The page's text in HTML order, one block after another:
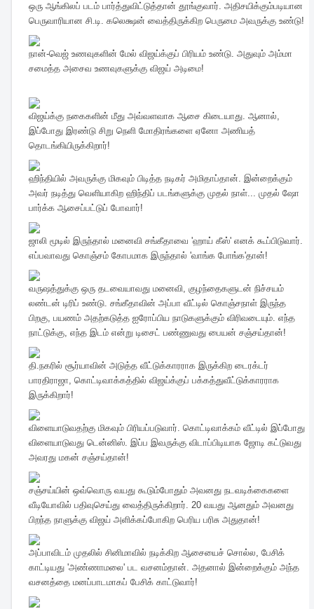
ஒரு ஆங்கிலப் படம் பார்த்துவிட்டுத்தான் தூங்குவார். அதிசயிக்கும்படியான
பெருவாரியான சி.டி. கலெக்ஷன் வைத்திருக்கிற பெருமை அவருக்கு உண்டு!
நான்-வெஜ் உணவுகளின் மேல் விஜய்க்குப் பிரியம் உண்டு. அதுவும் அம்மா
சமைத்த அசைவ உணவுகளுக்கு விஜய் அடிமை!
விஜய்க்கு நகைகளின் மீது அவ்வளவாக ஆசை கிடையாது. ஆனால்,
இப்போது இரண்டு சிறு நெளி மோதிரங்களை ஏனோ அணியத்
தொடங்கியிருக்கிறார்!
ஹிந்தியில் அவருக்கு மிகவும் பிடித்த நடிகர் அமிதாப்தான். இன்றைக்கும்
அவர் நடித்து வெளியாகிற ஹிந்திப் படங்களுக்கு முதல் நாள்... முதல் ஷோ
பார்க்க ஆசைப்பட்டுப் போவார்!
ஜாலி மூடில் இருந்தால் மனைவி சங்கீதாவை 'ஹாய் கீஸ்' எனக் கூப்பிடுவார்.
எப்பவாவது கொஞ்சம் கோபமாக இருந்தால் 'வாங்க போங்க'தான்!
வருஷத்துக்கு ஒரு தடவையாவது மனைவி, குழந்தைகளுடன் நிச்சயம்
லண்டன் டிரிப் உண்டு. சங்கீதாவின் அப்பா வீட்டில் கொஞ்சநாள் இருந்த
பிறகு, பயணம் அதற்கடுத்த ஐரோப்பிய நாடுகளுக்கும் விரிவடையும். எந்த
நாட்டுக்கு, எந்த இடம் என்று டிசைட் பண்ணுவது பையன் சஞ்சய்தான்!
தி.நகரில் சூர்யாவின் அடுத்த வீட்டுக்காரராக இருக்கிற டைரக்டர்
பாரதிராஜா, கொட்டிவாக்கத்தில் விஜய்க்குப் பக்கத்துவீட்டுக்காரராக
இருக்கிறார்!
விளையாடுவதற்கு மிகவும் பிரியப்படுவார். கொட்டிவாக்கம் வீட்டில் இப்போது
விளையாடுவது டென்னிஸ். இப்ப இவருக்கு விடாப்பிடியாக ஜோடி கட்டுவது
அவரது மகன் சஞ்சய்தான்!
சஞ்சய்யின் ஒவ்வொரு வயது கூடும்போதும் அவனது நடவடிக்கைகளை
வீடியோவில் பதிவுசெய்து வைத்திருக்கிறார். 20 வயது ஆனதும் அவனது
பிறந்த நாளுக்கு விஜய் அளிக்கப்போகிற பெரிய பரிசு அதுதான்!
அப்பாவிடம் முதலில் சினிமாவில் நடிக்கிற ஆசையைச் சொல்ல, பேசிக்
காட்டியது 'அண்ணாமலை' பட வசனம்தான். அதனால் இன்றைக்கும் அந்த
வசனத்தை மனப்பாடமாகப் பேசிக் காட்டுவார்!